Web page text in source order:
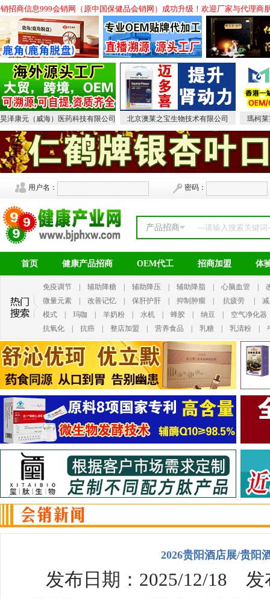
信息999会销网（原中国保健品会销网）成功升级！欢迎厂家与代理商朋友
昊泽康元（威海）医药科技有限公司 北京澳莱之宝生物技术有限公司 瑪柯
用户名： 密码：
产品招商
首页 健康产品招商 OEM代工 招商加盟 体
免疫调节 辅助降糖 辅助降压 辅助降脂 心脑血管
微量元素
改善记忆 保肝护肝 抑制肿瘤 抗疲劳
模式
玛咖 羊奶粉 水机 蜂胶 纳豆 空气净化器
抗氧化
抗癌 整店加盟 营养食品 乳糖 乳清粉
2026贵阳酒店展/贵阳
发布日期：2025/12/18